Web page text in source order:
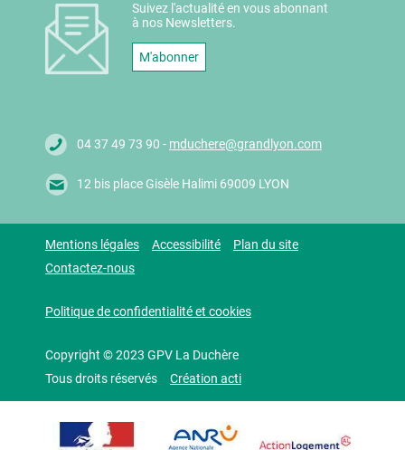
Suivez l'actualité en vous abonnant
à nos Newsletters.
M'abonner
04 37 49 73 90 - mduchere@grandlyon.com
12 bis place Gisèle Halimi 69009 LYON
Mentions légales Accessibilité
Plan du site
Contactez-nous
Politique de confidentialité et cookies
Copyright © 2023 GPV La Duchère
Tous droits réservés
Création acti